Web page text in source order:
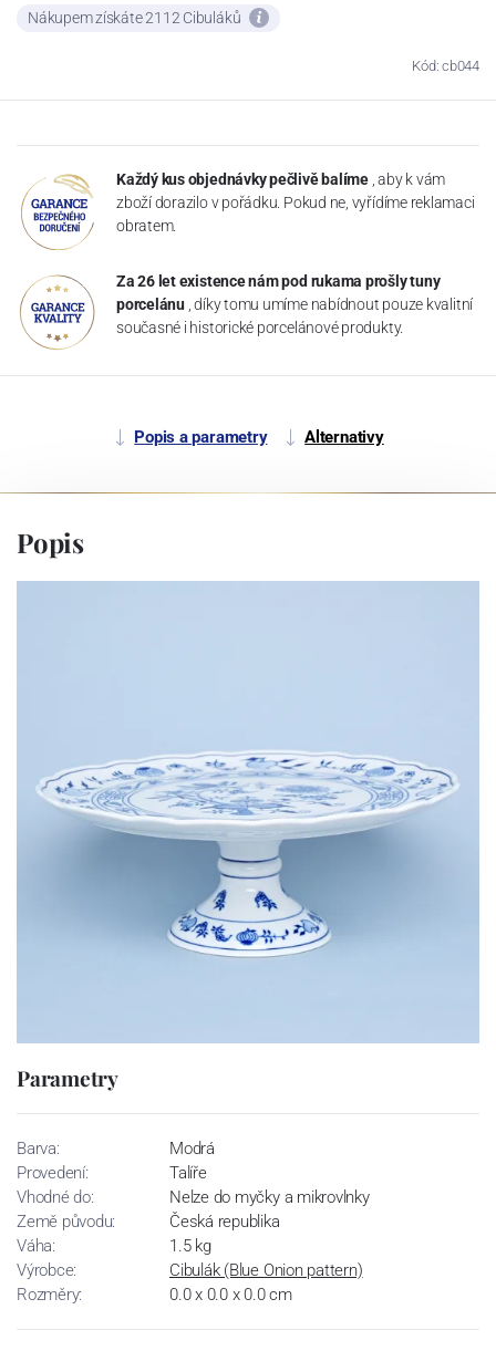
Nákupem získáte 2112 Cibuláků
Kód: cb044
Každý kus objednávky pečlivě balíme , aby k vám
zboží dorazilo v pořádku. Pokud ne, vyřídíme reklamaci
obratem.
Za 26 let existence nám pod rukama prošly tuny
porcelánu , díky tomu umíme nabídnout pouze kvalitní
současné i historické porcelánové produkty.
Popis a parametry Alternativy
Popis
Parametry
Barva:
Modrá
Provedení:
Talíře
Vhodné do:
Nelze do myčky a mikrovlnky
Země původu:
Česká republika
Váha:
1.5 kg
Výrobce:
Cibulák (Blue Onion pattern)
Rozměry:
0.0 x 0.0 x 0.0 cm